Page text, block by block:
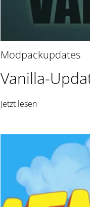
Modpackupdates
Vanilla-
Jetzt lesen